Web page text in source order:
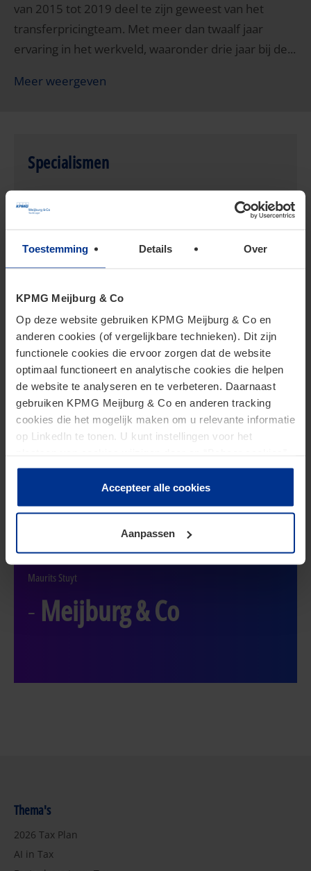
Toestemming Details Over
KPMG Meijburg & Co
Op deze website gebruiken KPMG Meijburg & Co en
anderen cookies (of vergelijkbare technieken). Dit zijn
functionele cookies die ervoor zorgen dat de website
optimaal functioneert en analytische cookies die helpen
de website te analyseren en te verbeteren. Daarnaast
gebruiken KPMG Meijburg & Co en anderen tracking
cookies die het mogelijk maken om u relevante informatie
op LinkedIn te tonen. U kunt instellingen voor het
te klikken. Als u op “Accepteer alle cookies” klikt, geeft u
toestemming voor het gebruik van alle cookies. Deze
toestemming kunt u altijd weer intrekken.
Accepteer alle cookies
Aanpassen
van 2015 tot 2019 deel te zijn geweest van het
transferpricingteam. Met meer dan twaalf jaar
ervaring in het werkveld, waaronder drie jaar bij de...
Meer weergeven
Specialismen
Technologie & Datamangement
Transfer Pricing
Gerelateerd aan Maurits Stuyt
“Bij Meijburg werken we
aan een gecombineerde,
vooruitstrevende aanpak
om aan de toenemende
fiscale regeldruk te voldoen“
Maurits Stuyt
- Meijburg & Co
Thema's
2026 Tax Plan
AI in Tax